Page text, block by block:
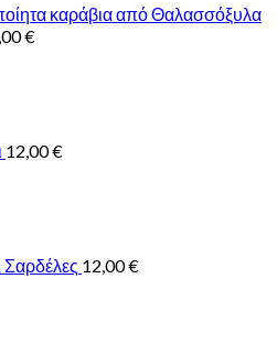
καράβια από Θαλασσόξυλα
€
12,00€
Σαρδέλες 12,00€